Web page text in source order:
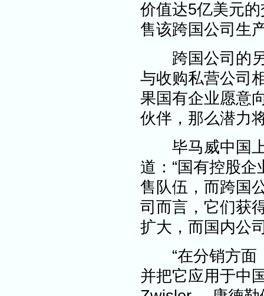
价值达5亿美元
售该跨国公司生
跨国公司的另
与收购私营公司
果国有企业愿意
伙伴，那么潜力
毕马威中国上
道：“国有控股
售队伍，而跨国
司而言，它们获
扩大，而国内公
“在分销方面
并把它应用于中